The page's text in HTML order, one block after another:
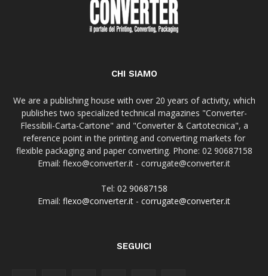
CHI SIAMO
We are a publishing house with over 20 years of activity, which
publishes two specialized technical magazines "Converter-
Flessibili-Carta-Cartone" and "Converter & Cartotecnica", a
reference point in the printing and converting markets for
flexible packaging and paper converting. Phone: 02 90687158
Email: flexo@converter.it - corrugate@converter.it
Tel: 02 90687158
Email: flexo@converter.it - corrugate@converter.it
SEGUICI